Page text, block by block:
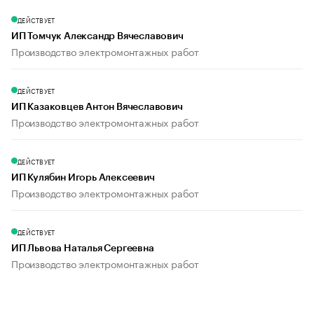
ДЕЙСТВУЕТ
ИП Томчук Александр Вячеславович
Производство электромонтажных работ
ДЕЙСТВУЕТ
ИП Казаковцев Антон Вячеславович
Производство электромонтажных работ
ДЕЙСТВУЕТ
ИП Кулябин Игорь Алексеевич
Производство электромонтажных работ
ДЕЙСТВУЕТ
ИП Львова Наталья Сергеевна
Производство электромонтажных работ